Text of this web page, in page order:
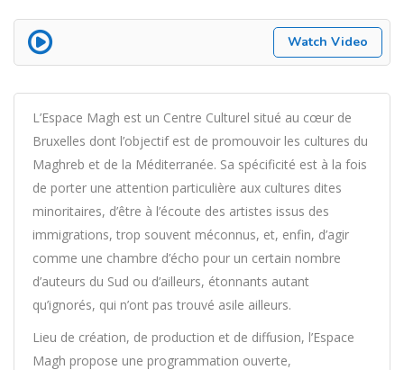
Watch Video
L’Espace Magh est un Centre Culturel situé au cœur de
Bruxelles dont l’objectif est de promouvoir les cultures du
Maghreb et de la Méditerranée. Sa spécificité est à la fois
de porter une attention particulière aux cultures dites
minoritaires, d’être à l’écoute des artistes issus des
immigrations, trop souvent méconnus, et, enfin, d’agir
comme une chambre d’écho pour un certain nombre
d’auteurs du Sud ou d’ailleurs, étonnants autant
qu’ignorés, qui n’ont pas trouvé asile ailleurs.
Lieu de création, de production et de diffusion, l’Espace
Magh propose une programmation ouverte,